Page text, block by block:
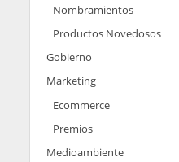
Nombramientos
Productos Novedosos
Gobierno
Marketing
Ecommerce
Premios
Medioambiente